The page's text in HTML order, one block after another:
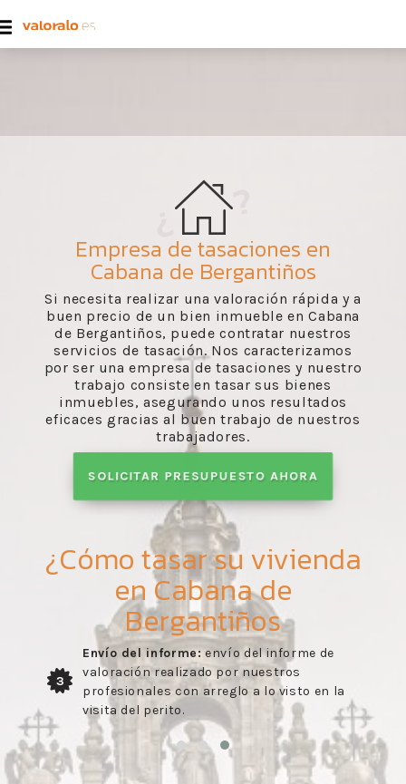
Empresa de tasaciones en
Cabana de Bergantiños
Si necesita realizar una valoración rápida y a
buen precio de un bien inmueble en Cabana
de Bergantiños, puede contratar nuestros
servicios de tasación. Nos caracterizamos
por ser una empresa de tasaciones y nuestro
trabajo consiste en tasar sus bienes
inmuebles, asegurando unos resultados
eficaces gracias al buen trabajo de nuestros
trabajadores.
SOLICITAR PRESUPUESTO AHORA
¿Cómo tasar su vivienda
en Cabana de
Bergantiños
3
Envío del informe:envío del informe de
valoración realizado por nuestros
profesionales con arreglo a lo visto en la
visita del perito.